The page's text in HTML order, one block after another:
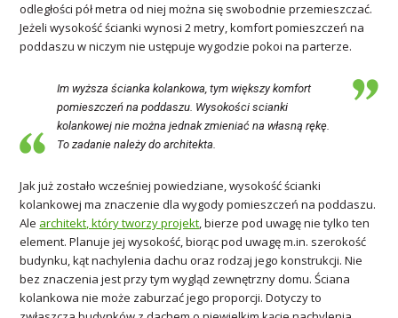
odległości pół metra od niej można się swobodnie przemieszczać.
Jeżeli wysokość ścianki wynosi 2 metry, komfort pomieszczeń na
poddaszu w niczym nie ustępuje wygodzie pokoi na parterze.
Im wyższa ścianka kolankowa, tym większy komfort
pomieszczeń na poddaszu. Wysokości scianki
kolankowej nie można jednak zmieniać na własną rękę.
To zadanie należy do architekta.
Jak już zostało wcześniej powiedziane, wysokość ścianki
kolankowej ma znaczenie dla wygody pomieszczeń na poddaszu.
Ale architekt, który tworzy projekt, bierze pod uwagę nie tylko ten
element. Planuje jej wysokość, biorąc pod uwagę m.in. szerokość
budynku, kąt nachylenia dachu oraz rodzaj jego konstrukcji. Nie
bez znaczenia jest przy tym wygląd zewnętrzny domu. Ściana
kolankowa nie może zaburzać jego proporcji. Dotyczy to